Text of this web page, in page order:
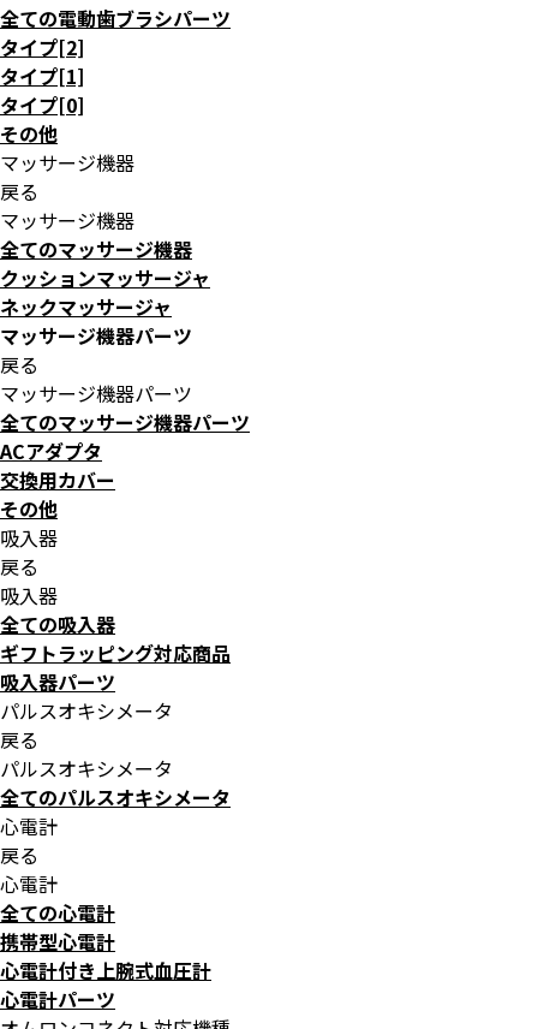
全ての電動歯ブラシパーツ
タイプ[2]
タイプ[1]
タイプ[0]
その他
マッサージ機器
戻る
マッサージ機器
全てのマッサージ機器
クッションマッサージャ
ネックマッサージャ
マッサージ機器パーツ
戻る
マッサージ機器パーツ
全てのマッサージ機器パーツ
ACアダプタ
交換用カバー
その他
吸入器
戻る
吸入器
全ての吸入器
ギフトラッピング対応商品
吸入器パーツ
パルスオキシメータ
戻る
パルスオキシメータ
全てのパルスオキシメータ
心電計
戻る
心電計
全ての心電計
携帯型心電計
心電計付き上腕式血圧計
心電計パーツ